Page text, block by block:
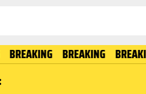
BREAKING BREAKING